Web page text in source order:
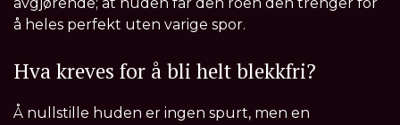
å heles perfekt uten varige spor.
Hva kreves for å bli helt blekkfri?
Å nullstille huden er ingen spurt, men en